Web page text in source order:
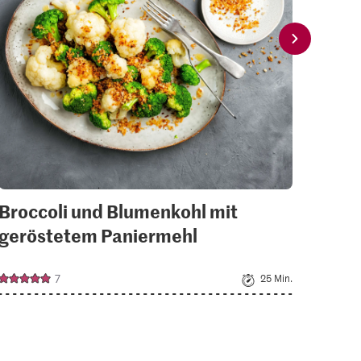
collections.
Broccoli und Blumenkohl mit
geröstetem Paniermehl
7 25 Min.